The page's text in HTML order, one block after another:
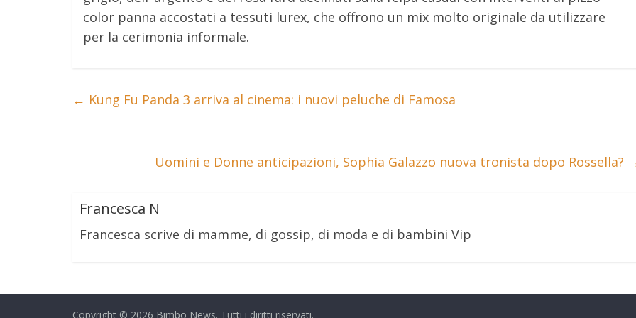
color panna accostati a tessuti lurex, che offrono un mix molto originale da utilizzare
per la cerimonia informale.
← Kung Fu Panda 3 arriva al cinema: i nuovi peluche di Famosa
Uomini e Donne anticipazioni, Sophia Galazzo nuova tronista dopo Rossella?
Francesca N
Francesca scrive di mamme, di gossip, di moda e di bambini Vip
Copyright © 2026 Bimbo News. Tutti i diritti riservati.